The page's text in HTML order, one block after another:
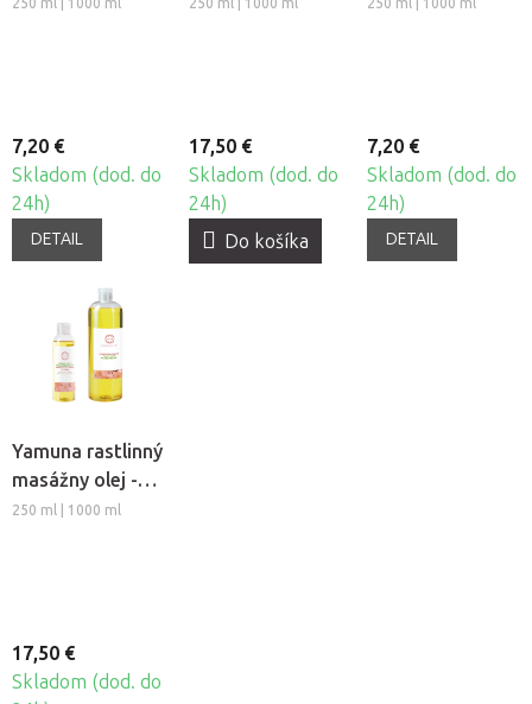
250 ml | 1000 ml
7,20 €
Skladom (dod. do
24h)
DETAIL
250 ml | 1000 ml
17,50 €
Skladom (dod. do
24h)
Do košíka
250 ml | 1000 ml
7,20 €
Skladom (dod. do
24h)
DETAIL
Yamuna rastlinný
masážny olej -
Frangipani-
250 ml | 1000 ml
17,50 €
Skladom (dod. do